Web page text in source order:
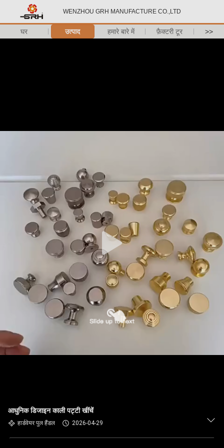
WENZHOU GRH MANUFACTURE CO.,LTD
घर उत्पाद हमारे बारे में फ़ैक्टरी टूर >>
आधुनिक डिजाइन काली पट्टी खींचें
हार्डवेयर पुल हैंडल 2026-04-29